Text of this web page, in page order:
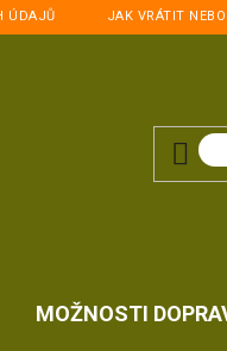
ÚDAJŮ JAK VRÁTIT
MOŽNOSTI